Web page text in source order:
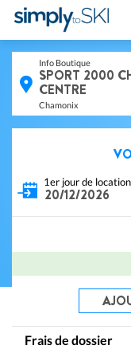
Info Boutique
SPORT 2000
CENTRE
Chamonix
20/12/2026
1er jour de location
Frais de dossier